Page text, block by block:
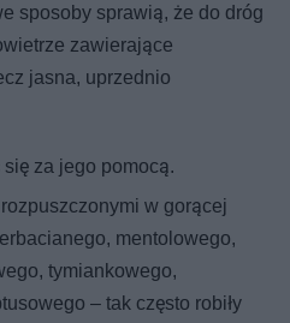
sposoby sprawią, że do dróg
zawierające
jasna, uprzednio
za jego pomocą.
w gorącej
mentolowego,
tymiankowego,
– tak często robiły